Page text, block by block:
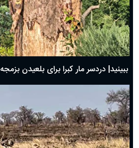
ببینید| دردسر مار کبرا برای بلعیدن بزمجه